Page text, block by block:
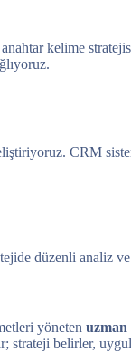
kelime
CRM
düzenli analiz
yöneten
strateji belirler,